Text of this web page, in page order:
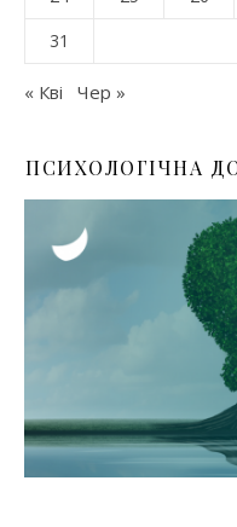
31
« Кві Чер »
ПСИХОЛОГІЧНА